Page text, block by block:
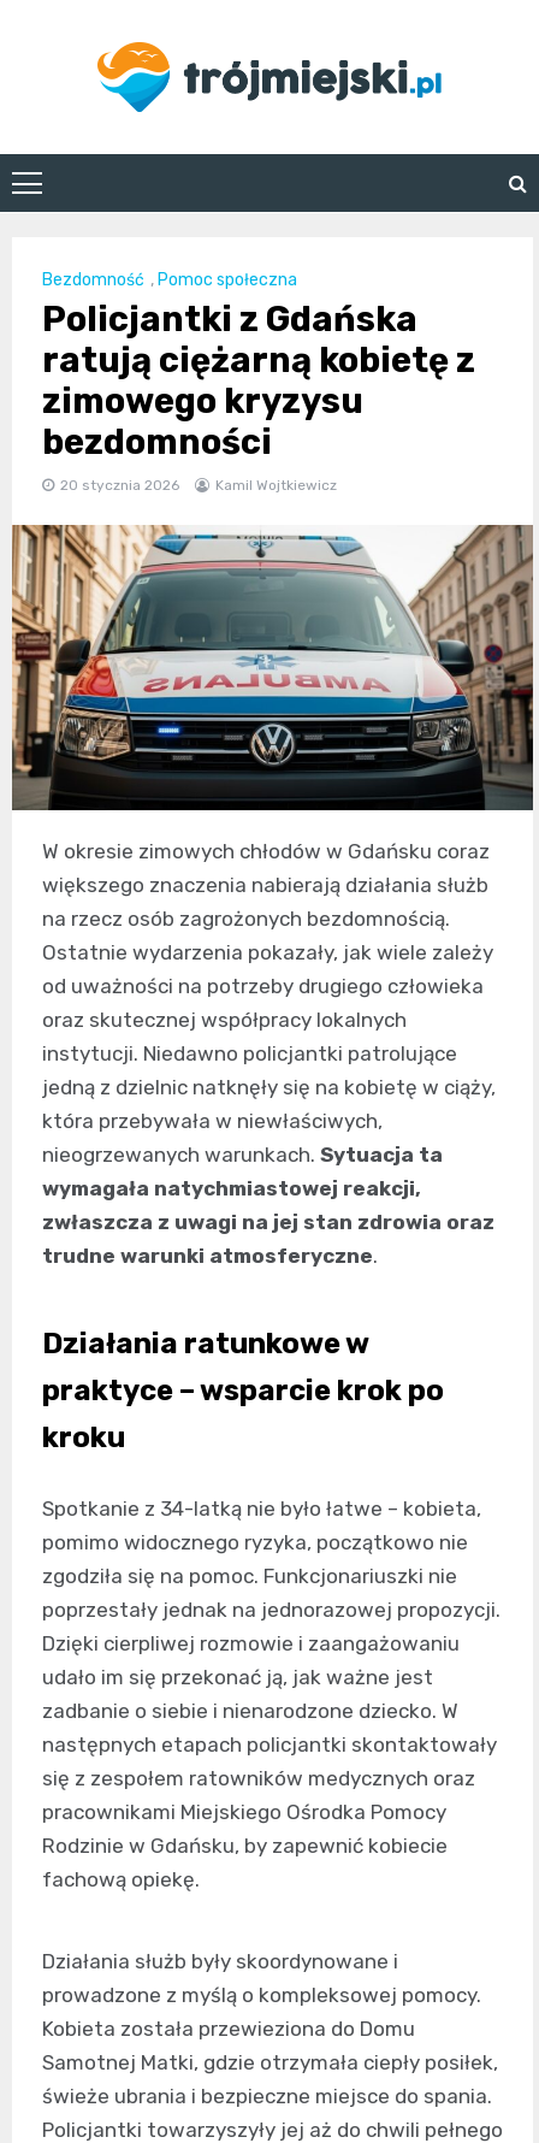
trojmiejski.pl
Bezdomność , Pomoc społeczna
Policjantki z Gdańska
ratują ciężarną kobietę z
zimowego kryzysu
bezdomności
20 stycznia 2026 Kamil Wojtkiewicz
W okresie zimowych chłodów w Gdańsku coraz
większego znaczenia nabierają działania służb
na rzecz osób zagrożonych bezdomnością.
Ostatnie wydarzenia pokazały, jak wiele zależy
od uważności na potrzeby drugiego człowieka
oraz skutecznej współpracy lokalnych
instytucji. Niedawno policjantki patrolujące
jedną z dzielnic natknęły się na kobietę w ciąży,
która przebywała w niewłaściwych,
nieogrzewanych warunkach. Sytuacja ta
wymagała natychmiastowej reakcji,
zwłaszcza z uwagi na jej stan zdrowia oraz
trudne warunki atmosferyczne.
Działania ratunkowe w
praktyce – wsparcie krok po
kroku
Spotkanie z 34-latką nie było łatwe – kobieta,
pomimo widocznego ryzyka, początkowo nie
zgodziła się na pomoc. Funkcjonariuszki nie
poprzestały jednak na jednorazowej propozycji.
Dzięki cierpliwej rozmowie i zaangażowaniu
udało im się przekonać ją, jak ważne jest
zadbanie o siebie i nienarodzone dziecko. W
następnych etapach policjantki skontaktowały
się z zespołem ratowników medycznych oraz
pracownikami Miejskiego Ośrodka Pomocy
Rodzinie w Gdańsku, by zapewnić kobiecie
fachową opiekę.
Działania służb były skoordynowane i
prowadzone z myślą o kompleksowej pomocy.
Kobieta została przewieziona do Domu
Samotnej Matki, gdzie otrzymała ciepły posiłek,
świeże ubrania i bezpieczne miejsce do spania.
Policjantki towarzyszyły jej aż do chwili pełnego